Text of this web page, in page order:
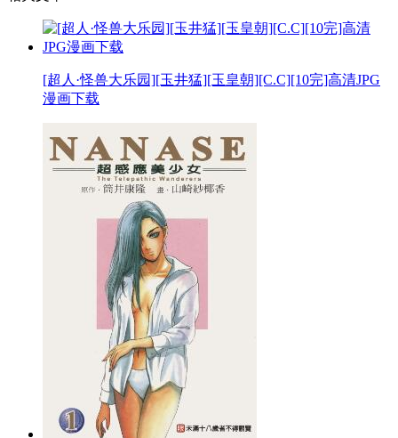
[超人·怪兽大乐园][玉井猛][玉皇朝][C.C][10完]高清JPG
漫画下载